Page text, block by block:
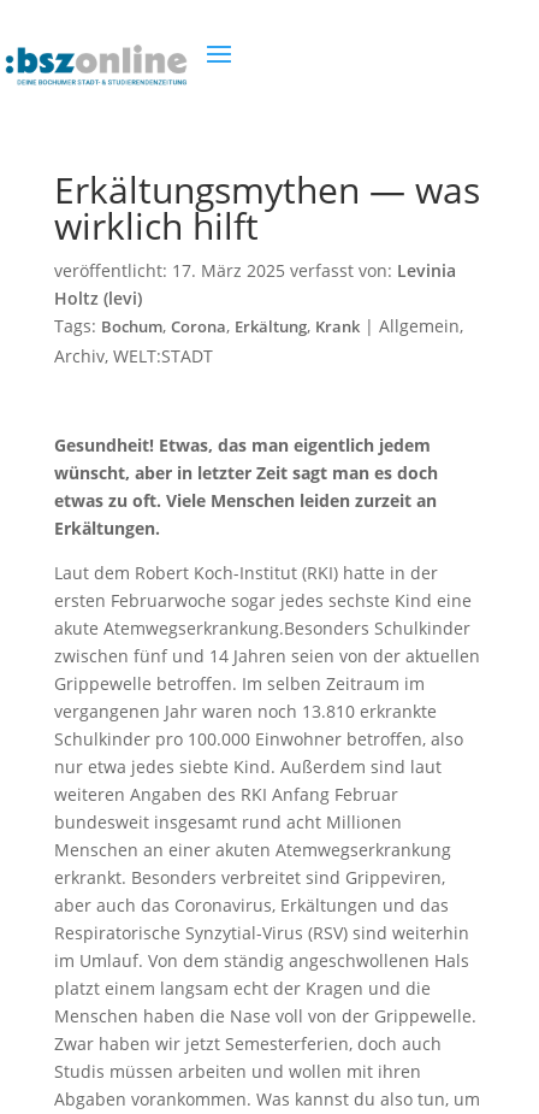
Erkältungsmythen — was
wirklich hilft
veröffentlicht: 17. März 2025 verfasst von: Levinia
Holtz (levi)
Tags: Bochum, Corona, Erkältung, Krank| Allgemein,
Archiv, WELT:STADT
Gesundheit! Etwas, das man eigentlich jedem
wünscht, aber in letzter Zeit sagt man es doch
etwas zu oft. Viele Menschen leiden zurzeit an
Erkältungen.
Laut dem Robert Koch-Institut (RKI) hatte in der
ersten Februarwoche sogar jedes sechste Kind eine
akute Atemwegserkrankung.Besonders Schulkinder
zwischen fünf und 14 Jahren seien von der aktuellen
Grippewelle betroffen. Im selben Zeitraum im
vergangenen Jahr waren noch 13.810 erkrankte
Schulkinder pro 100.000 Einwohner betroffen, also
nur etwa jedes siebte Kind. Außerdem sind laut
weiteren Angaben des RKI Anfang Februar
bundesweit insgesamt rund acht Millionen
Menschen an einer akuten Atemwegserkrankung
erkrankt. Besonders verbreitet sind Grippeviren,
aber auch das Coronavirus, Erkältungen und das
Respiratorische Synzytial-Virus (RSV) sind weiterhin
im Umlauf. Von dem ständig angeschwollenen Hals
platzt einem langsam echt der Kragen und die
Menschen haben die Nase voll von der Grippewelle.
Zwar haben wir jetzt Semesterferien, doch auch
Studis müssen arbeiten und wollen mit ihren
Abgaben vorankommen. Was kannst du also tun, um